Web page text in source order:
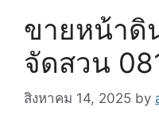
ขายหน้าดิ
จัดสวน
สิงหาคม 14, 2025 by